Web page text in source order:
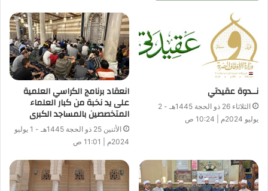
نــدوة عقيدتي
الثلاثاء 26 ذو الحجة 1445هـ - 2
يوليو 2024م | 10:24 ص
انعقاد برنامج الكراسي العلمية
على يد نخبة من كبار العلماء
المتخصصين بالمساجد الكبرى
الأثنين 25 ذو الحجة 1445هـ - 1 يوليو
2024م | 11:01 ص